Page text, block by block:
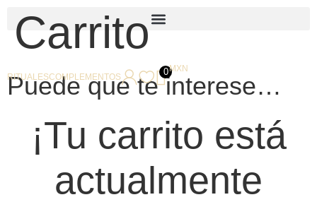
RITUALESCOMPLEMENTOS 0MXN
Carrito
Puede que te interese…
¡Tu carrito está
actualmente